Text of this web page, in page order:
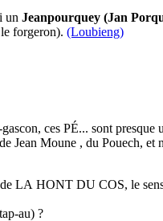
un Jeanpourquey (Jan
forgeron). (Loubieng)
ces PÉ... sont
Moune , du Pouech, et
LA HONT DU COS, le
au) ?